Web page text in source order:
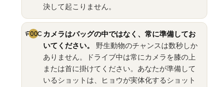
決して起こりません。
カメラはバッグの中ではなく、常に準備してお
いてください。
野生動物のチャンスは数秒しか
ありません。ドライブ中は常にカメラを膝の上
または首に掛けてください。あなたが準備して
いるショットは、ヒョウが実体化するショット